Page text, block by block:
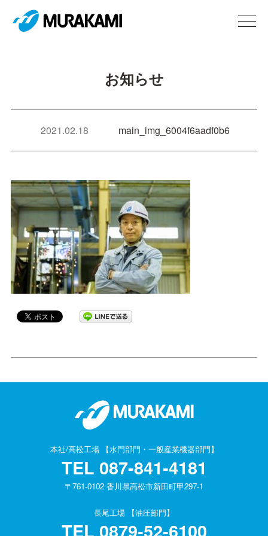
お知らせ
2021.02.18 main_img_6004f6aadf0b6
本社/高松工場 【水門部門・一般産業機器部門】
TEL 087-841-4181
〒761-0102 香川県高松市新田町甲297-1
長尾工場 【油圧部門】
TEL 0879-52-6100